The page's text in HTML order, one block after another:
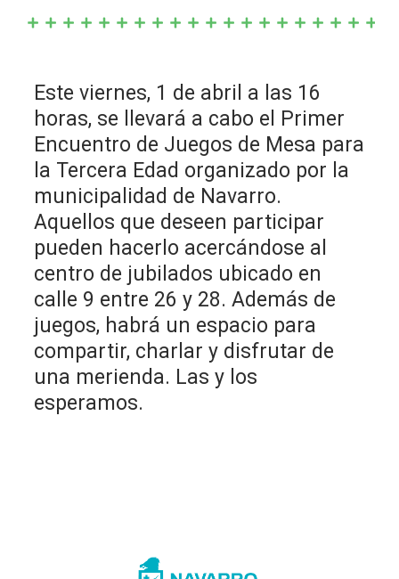
Este viernes, 1 de abril a las 16
horas, se llevará a cabo el Primer
Encuentro de Juegos de Mesa para
la Tercera Edad organizado por la
municipalidad de Navarro.
Aquellos que deseen participar
pueden hacerlo acercándose al
centro de jubilados ubicado en
calle 9 entre 26 y 28. Además de
juegos, habrá un espacio para
compartir, charlar y disfrutar de
una merienda. Las y los
esperamos.